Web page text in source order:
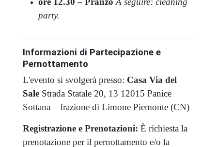
party.
Informazioni di Partecipazione e
Pernottamento
L'evento si svolgerà presso: Casa Via del
Sale Strada Statale 20, 13 12015 Panice
Sottana – frazione di Limone Piemonte (CN)
Registrazione e Prenotazioni: È richiesta la
prenotazione per il pernottamento e/o la